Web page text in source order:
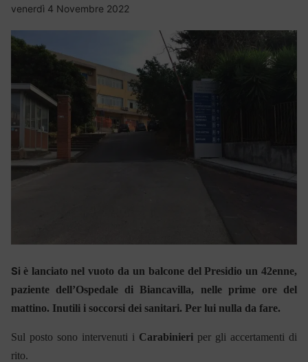
venerdì 4 Novembre 2022
Si è lanciato nel vuoto da un balcone del Presidio un 42enne,
paziente dell’Ospedale di Biancavilla, nelle prime ore del
mattino. Inutili i soccorsi dei sanitari. Per lui nulla da fare.
Sul posto sono intervenuti i Carabinieri per gli accertamenti di
rito.